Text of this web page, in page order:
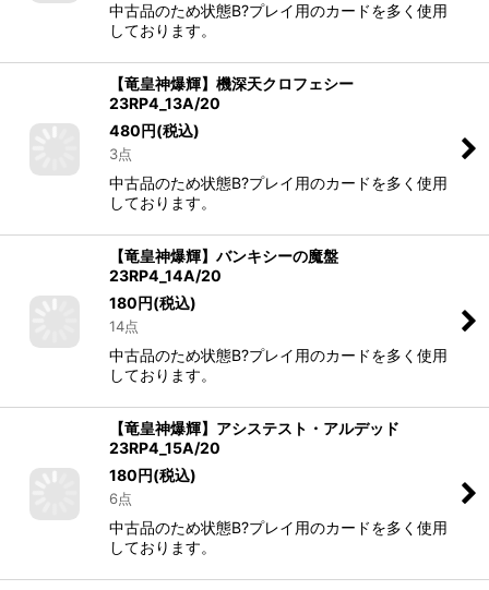
中古品のため状態B?プレイ用のカードを多く使用
しております。
【竜皇神爆輝】機深天クロフェシー
23RP4_13A/20
480円(税込)
3点
中古品のため状態B?プレイ用のカードを多く使用
しております。
【竜皇神爆輝】バンキシーの魔盤
23RP4_14A/20
180円(税込)
14点
中古品のため状態B?プレイ用のカードを多く使用
しております。
【竜皇神爆輝】アシステスト・アルデッド
23RP4_15A/20
180円(税込)
6点
中古品のため状態B?プレイ用のカードを多く使用
しております。